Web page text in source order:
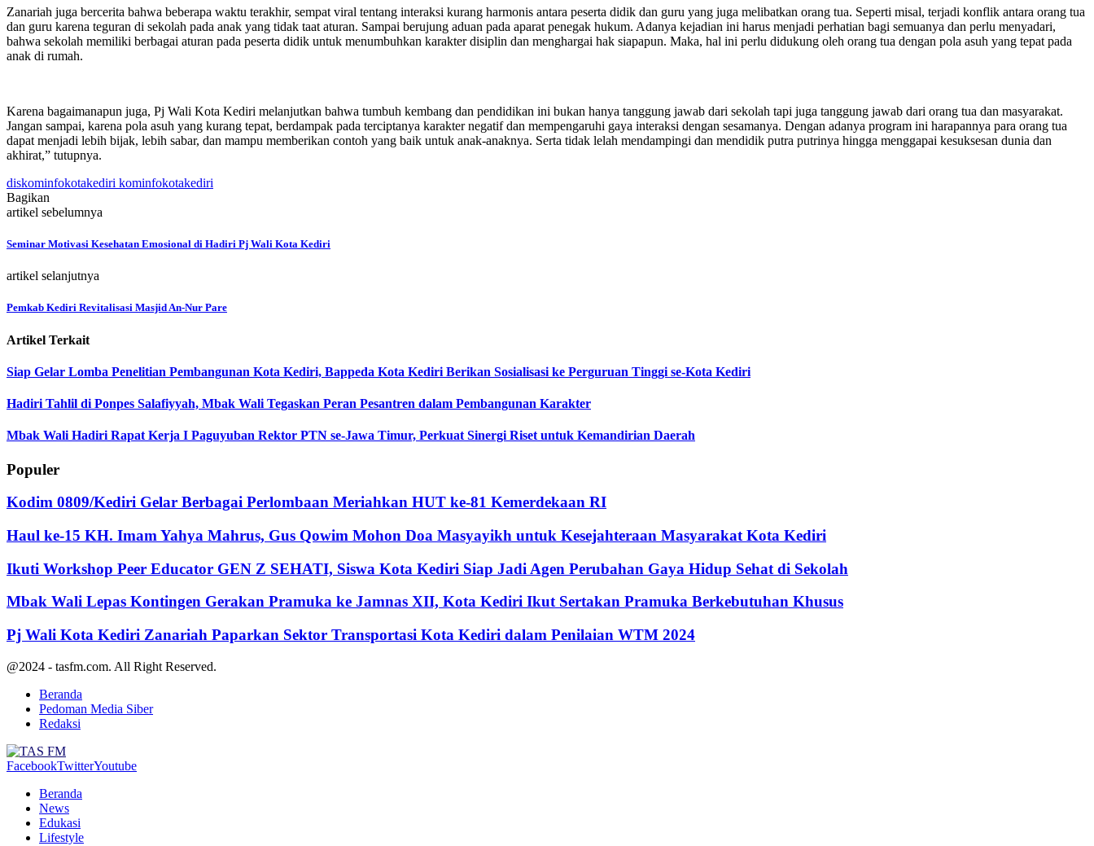
Zanariah juga bercerita bahwa beberapa waktu terakhir, sempat viral tentang interaksi kurang harmonis antara peserta didik dan guru yang juga melibatkan orang tua. Seperti misal, terjadi konflik antara orang tua
dan guru karena teguran di sekolah pada anak yang tidak taat aturan. Sampai berujung aduan pada aparat penegak hukum. Adanya kejadian ini harus menjadi perhatian bagi semuanya dan perlu menyadari,
bahwa sekolah memiliki berbagai aturan pada peserta didik untuk menumbuhkan karakter disiplin dan menghargai hak siapapun. Maka, hal ini perlu didukung oleh orang tua dengan pola asuh yang tepat pada
anak di rumah.
Karena bagaimanapun juga, Pj Wali Kota Kediri melanjutkan bahwa tumbuh kembang dan pendidikan ini bukan hanya tanggung jawab dari sekolah tapi juga tanggung jawab dari orang tua dan masyarakat.
Jangan sampai, karena pola asuh yang kurang tepat, berdampak pada terciptanya karakter negatif dan mempengaruhi gaya interaksi dengan sesamanya. Dengan adanya program ini harapannya para orang tua
dapat menjadi lebih bijak, lebih sabar, dan mampu memberikan contoh yang baik untuk anak-anaknya. Serta tidak lelah mendampingi dan mendidik putra putrinya hingga menggapai kesuksesan dunia dan
akhirat,” tutupnya.
diskominfokotakediri kominfokotakediri
Bagikan
artikel sebelumnya
Seminar Motivasi Kesehatan Emosional di Hadiri Pj Wali Kota Kediri
artikel selanjutnya
Pemkab Kediri Revitalisasi Masjid An-Nur Pare
Artikel Terkait
Siap Gelar Lomba Penelitian Pembangunan Kota Kediri, Bappeda Kota Kediri Berikan Sosialisasi ke Perguruan Tinggi se-Kota Kediri
Hadiri Tahlil di Ponpes Salafiyyah, Mbak Wali Tegaskan Peran Pesantren dalam Pembangunan Karakter
Mbak Wali Hadiri Rapat Kerja I Paguyuban Rektor PTN se-Jawa Timur, Perkuat Sinergi Riset untuk Kemandirian Daerah
Populer
Kodim 0809/Kediri Gelar Berbagai Perlombaan Meriahkan HUT ke-81 Kemerdekaan RI
Haul ke-15 KH. Imam Yahya Mahrus, Gus Qowim Mohon Doa Masyayikh untuk Kesejahteraan Masyarakat Kota Kediri
Ikuti Workshop Peer Educator GEN Z SEHATI, Siswa Kota Kediri Siap Jadi Agen Perubahan Gaya Hidup Sehat di Sekolah
Mbak Wali Lepas Kontingen Gerakan Pramuka ke Jamnas XII, Kota Kediri Ikut Sertakan Pramuka Berkebutuhan Khusus
Pj Wali Kota Kediri Zanariah Paparkan Sektor Transportasi Kota Kediri dalam Penilaian WTM 2024
@2024 - tasfm.com. All Right Reserved.
Beranda
Pedoman Media Siber
Redaksi
FacebookTwitterYoutube
Beranda
News
Edukasi
Lifestyle